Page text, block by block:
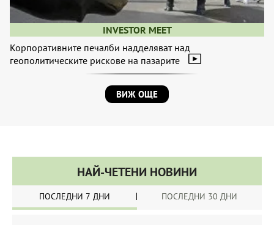
INVESTOR MEET
Корпоративните печалби надделяват над
геополитическите рискове на пазарите
ВИЖ ОЩЕ
НАЙ-ЧЕТЕНИ НОВИНИ
ПОСЛЕДНИ 7 ДНИ ПОСЛЕДНИ 30 ДНИ